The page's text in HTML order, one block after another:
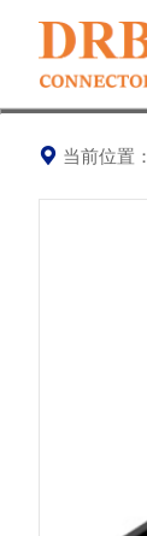
当前位置：